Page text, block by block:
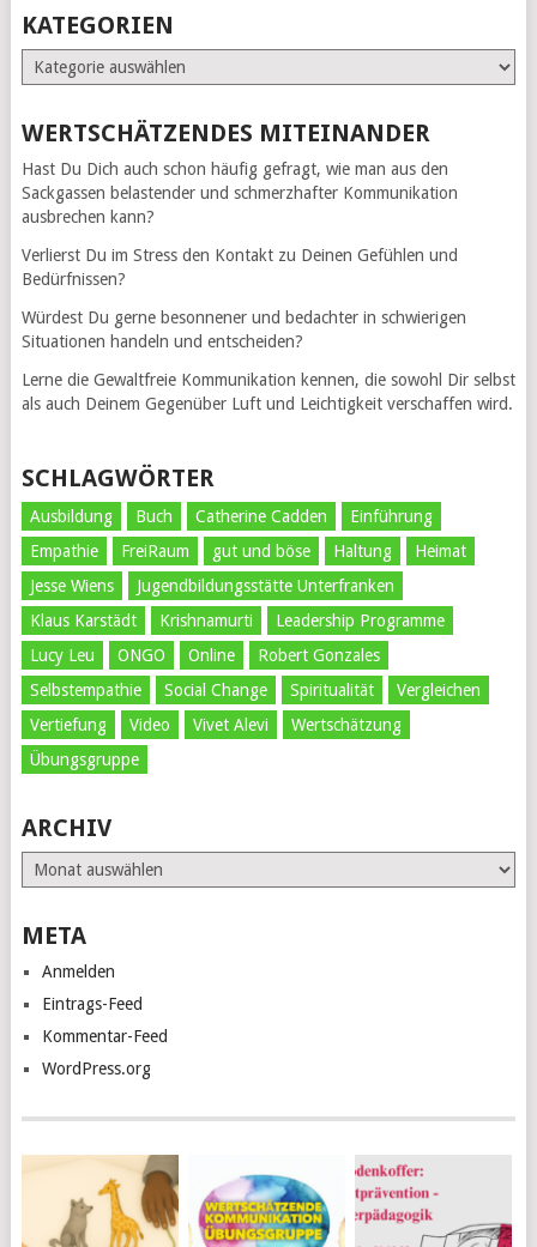
KATEGORIEN
Kategorien
WERTSCHÄTZENDES MITEINANDER
Hast Du Dich auch schon häufig gefragt, wie man aus den
Sackgassen belastender und schmerzhafter Kommunikation
ausbrechen kann?
Verlierst Du im Stress den Kontakt zu Deinen Gefühlen und
Bedürfnissen?
Würdest Du gerne besonnener und bedachter in schwierigen
Situationen handeln und entscheiden?
Lerne die Gewaltfreie Kommunikation kennen, die sowohl Dir selbst
als auch Deinem Gegenüber Luft und Leichtigkeit verschaffen wird.
SCHLAGWÖRTER
Ausbildung Buch Catherine Cadden
Einführung
Empathie
FreiRaum gut und böse Haltung
Heimat
Jesse Wiens
Jugendbildungsstätte Unterfranken
Klaus Karstädt
Krishnamurti
Leadership Programme
Lucy Leu
ONGO Online
Robert Gonzales
Selbstempathie
Social Change Spiritualität
Vergleichen
Vertiefung
Video Vivet Alevi
Wertschätzung
Übungsgruppe
ARCHIV
Archiv
META
Anmelden
Eintrags-Feed
Kommentar-Feed
WordPress.org